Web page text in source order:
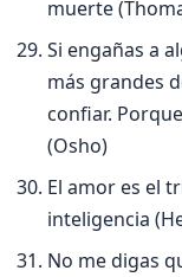
muerte
Si engañas a
más grandes
confiar.
(Osho)
El amor es el
inteligencia
No me digas